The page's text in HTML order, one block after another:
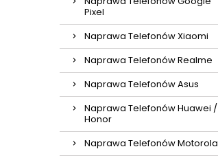
Pixel
Naprawa Telefonów Xiaomi
Naprawa Telefonów Realme
Naprawa Telefonów Asus
Naprawa Telefonów Huawei /
Honor
Naprawa Telefonów Motorola